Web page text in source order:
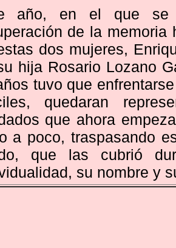
año, en el que se
de la
dos mujeres,
hija Rosario Lozano
tuvo que
quedaran
que ahora
a poco, traspasando
que las cubrió
su nombre y